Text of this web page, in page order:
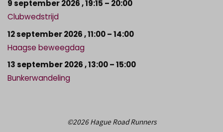
9 september 2026,19:15 – 20:00
Clubwedstrijd
12 september 2026,11:00– 14:00
Haagse beweegdag
13 september 2026,13:00– 15:00
Bunkerwandeling
©2026 Hague Road Runners